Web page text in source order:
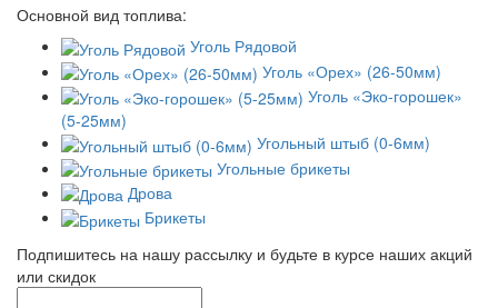
Основной вид топлива:
Уголь Рядовой
Уголь «Орех» (26-50мм)
Уголь «Эко-горошек»
(5-25мм)
Угольный штыб (0-6мм)
Угольные брикеты
Дрова
Брикеты
Подпишитесь на нашу рассылку и будьте в курсе наших акций
или скидок